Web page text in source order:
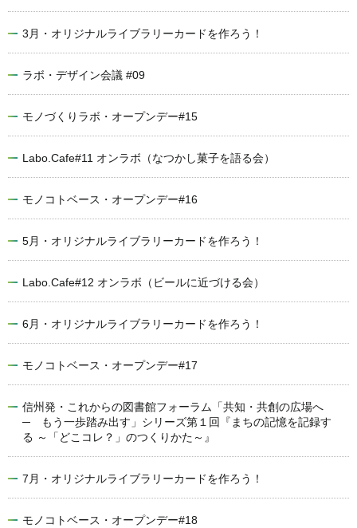
3月・オリジナルライブラリーカードを作ろう！
ラボ・デザイン会議 #09
モノづくりラボ・オープンデー#15
Labo.Cafe#11 オンラボ（なつかし菓子を語る会）
モノコトベース・オープンデー#16
5月・オリジナルライブラリーカードを作ろう！
Labo.Cafe#12 オンラボ（ビールに近づける会）
6月・オリジナルライブラリーカードを作ろう！
モノコトベース・オープンデー#17
信州発・これからの図書館フォーラム「共知・共創の広場へ
─ もう一歩踏み出す」シリーズ第１回『まちの記憶を記録す
る ～「どこコレ？」のつくりかた～』
7月・オリジナルライブラリーカードを作ろう！
モノコトベース・オープンデー#18